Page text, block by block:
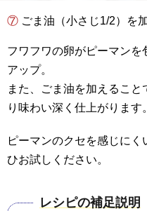
⑦ ごま油（小さじ1/2）を
フワフワの卵がピーマンを
アップ。
また、ごま油を加えるこ
り味わい深く仕上がります。
ピーマンのクセを感じに
ひお試しください。
レシピの補足説明